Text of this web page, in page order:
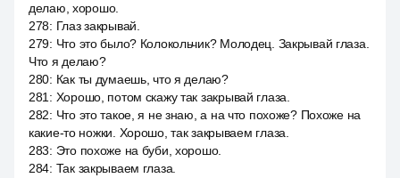
делаю, хорошо.
278: Глаз закрывай.
279: Что это было? Колокольчик? Молодец. Закрывай глаза.
Что я делаю?
280: Как ты думаешь, что я делаю?
281 : Хорошо, потом скажу так закрывай глаза.
282: Что это такое, я не знаю, а на что похоже? Похоже на
какие-то ножки. Хорошо, так закрываем глаза.
283: Это похоже на буби, хорошо.
284: Так закрываем глаза.